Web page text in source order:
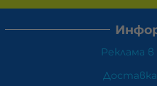
Реклама в